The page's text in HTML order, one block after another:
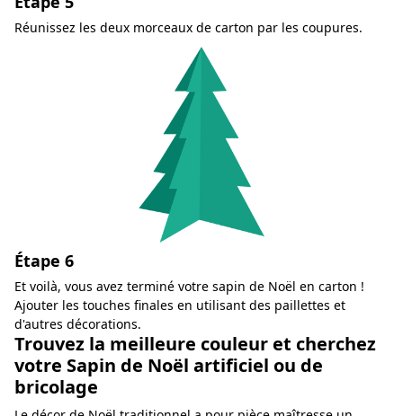
Réunissez les deux morceaux de carton par les coupures.
Étape 6
Et voilà, vous avez terminé votre sapin de Noël en carton !
Ajouter les touches finales en utilisant des paillettes et
d'autres décorations.
Trouvez la meilleure couleur et cherchez
votre Sapin de Noël artificiel ou de
bricolage